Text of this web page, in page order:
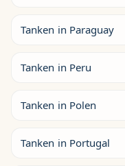
Tanken in Paraguay
Tanken in Peru
Tanken in Polen
Tanken in Portugal